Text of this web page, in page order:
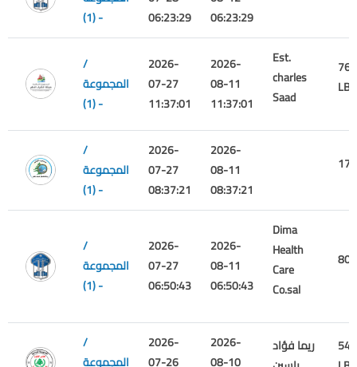
(1) -
06:23:29
06:23:29
/
المجموعة
(1) -
2026-
07-27
11:37:01
2026-
08-11
11:37:01
Est.
charles
Saad
LBP
/
المجموعة
(1) -
2026-
07-27
08:37:21
2026-
08-11
08:37:21
/
المجموعة
(1) -
2026-
07-27
06:50:43
2026-
08-11
06:50:43
Dima
Health
Care
Co.sal
/
المجموعة
2026-
07-26
2026-
08-10
ريما فؤاد